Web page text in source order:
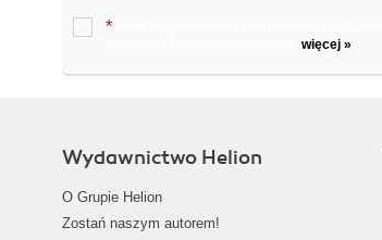
*
więcej »
Wydawnictwo Helion
O Grupie Helion
Zostań naszym autorem!